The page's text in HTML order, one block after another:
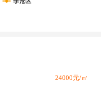
24000元/㎡